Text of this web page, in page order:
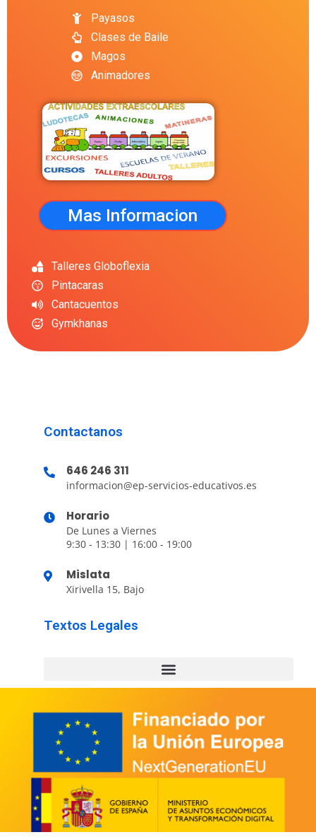
Payasos
Clases de Baile
Magos
Animadores
Mas Informacion
Talleres Globoflexia
Pintacaras
Cantacuentos
Gymkhanas
Contactanos
646 246 311
informacion@ep-servicios-educativos.es
Horario
De Lunes a Viernes
9:30 - 13:30 | 16:00 - 19:00
Mislata
Xirivella 15, Bajo
Textos Legales